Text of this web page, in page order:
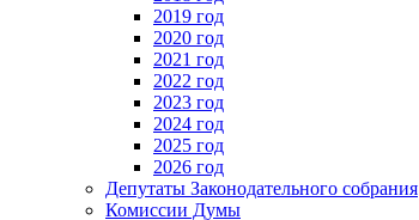
2019 год
2020 год
2021 год
2022 год
2023 год
2024 год
2025 год
2026 год
Депутаты Законодательного собрания
Комиссии Думы